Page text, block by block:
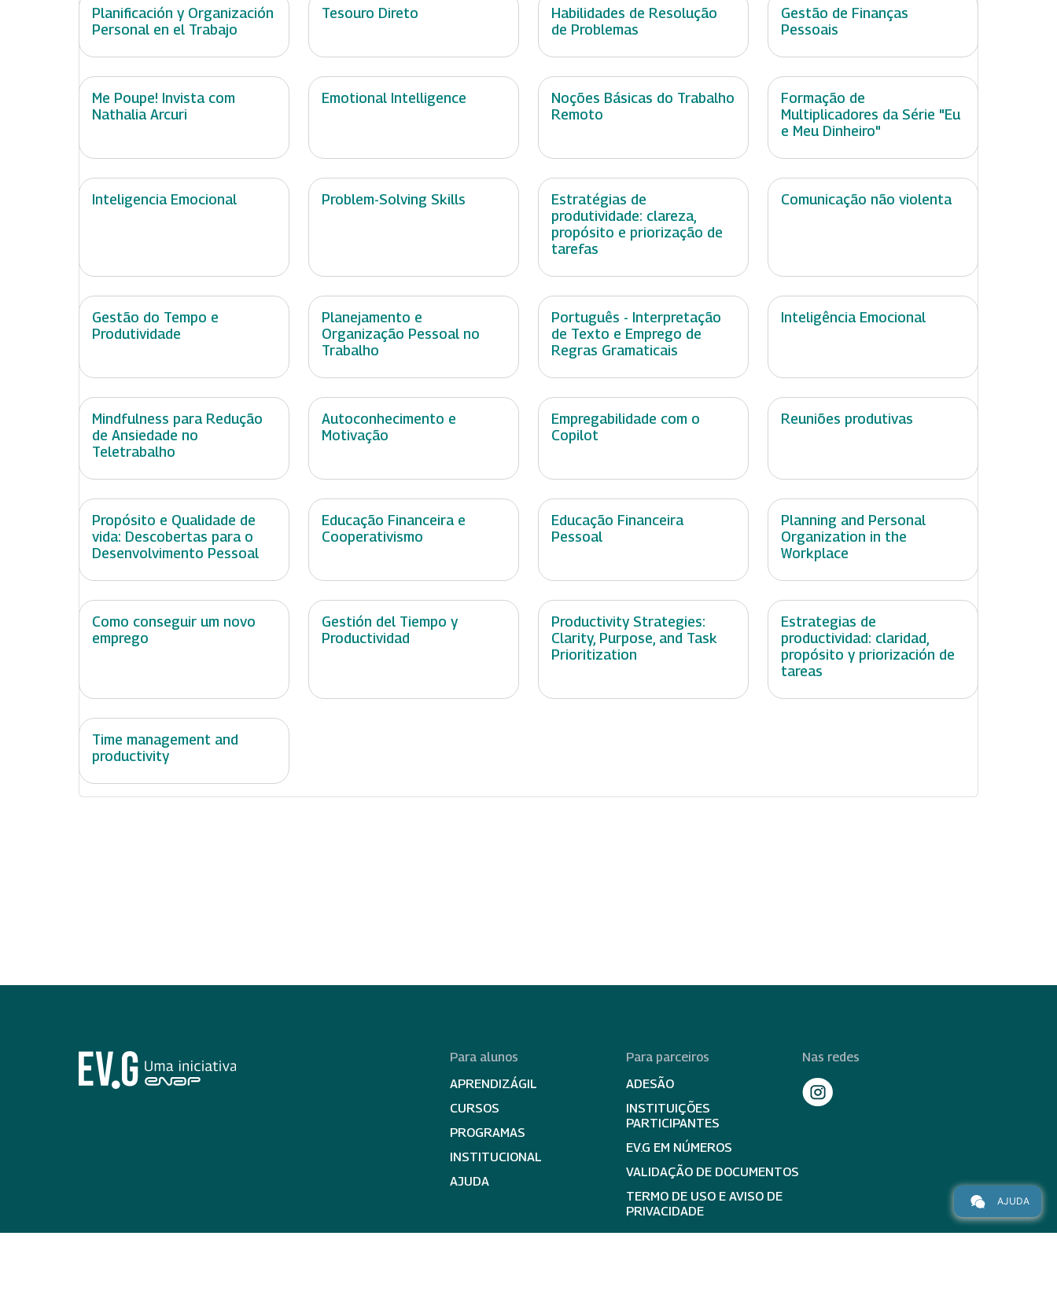
Planificación y Organización
Personal en el Trabajo
Tesouro Direto
Habilidades de Resolução
de Problemas
Gestão de Finanças
Pessoais
Me Poupe! Invista com
Nathalia Arcuri
Emotional Intelligence
Noções Básicas do Trabalho
Remoto
Formação de
Multiplicadores da Série "Eu
e Meu Dinheiro"
Inteligencia Emocional Problem-Solving Skills
Estratégias de
produtividade: clareza,
propósito e priorização de
tarefas
Comunicação não violenta
Gestão do Tempo e
Produtividade
Planejamento e
Organização Pessoal no
Trabalho
Português - Interpretação
de Texto e Emprego de
Regras Gramaticais
Inteligência Emocional
Mindfulness para Redução
de Ansiedade no
Teletrabalho
Autoconhecimento e
Motivação
Empregabilidade com o
Copilot
Reuniões produtivas
Propósito e Qualidade de
vida: Descobertas para o
Desenvolvimento Pessoal
Educação Financeira e
Cooperativismo
Educação Financeira
Pessoal
Planning and Personal
Organization in the
Workplace
Como conseguir um novo
emprego
Gestión del Tiempo y
Productividad
Productivity Strategies:
Clarity, Purpose, and Task
Prioritization
Estrategias de
productividad: claridad,
propósito y priorización de
tareas
Time management and
productivity
Para alunos
APRENDIZÁGIL
CURSOS
PROGRAMAS
INSTITUCIONAL
AJUDA
Para parceiros
ADESÃO
INSTITUIÇÕES
PARTICIPANTES
EV.G EM NÚMEROS
VALIDAÇÃO DE DOCUMENTOS
TERMO DE USO E AVISO DE
PRIVACIDADE
Nas redes
AJUDA